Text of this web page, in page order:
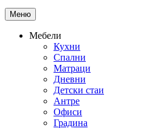
Меню
Мебели
Кухни
Спални
Матраци
Дневни
Детски стаи
Антре
Офиси
Градина